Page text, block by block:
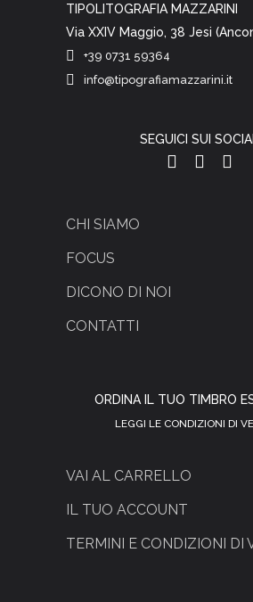
TIPOLITOGRAFIA MAZZARINI
Via XXIV Maggio, 38 Jesi
+39 0731 59364
info@tipografiamazzarini.it
SEGUICI SUI
CHI SIAMO
FOCUS
DICONO DI NOI
CONTATTI
ORDINA IL TUO TIMBRO
LEGGI LE CONDIZIONI DI
VAI AL CARRELLO
IL TUO ACCOUNT
TERMINI E CONDIZIONI DI